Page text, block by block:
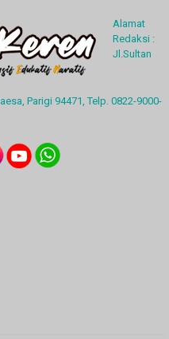
Alamat
Redaksi :
Jl.Sultan
Parigi 94471, Telp. 0822-9000-